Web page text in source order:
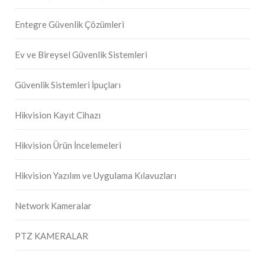
Entegre Güvenlik Çözümleri
Ev ve Bireysel Güvenlik Sistemleri
Güvenlik Sistemleri İpuçları
Hikvision Kayıt Cihazı
Hikvision Ürün İncelemeleri
Hikvision Yazılım ve Uygulama Kılavuzları
Network Kameralar
PTZ KAMERALAR